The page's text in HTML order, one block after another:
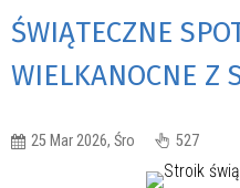
ŚWIĄTECZNE
WIELKANOCNE Z
25 Mar 2026, Śro 527